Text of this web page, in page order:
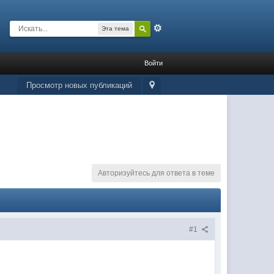
Эта тема
Войти
Просмотр новых публикаций
Авторизуйтесь для ответа в теме
#1